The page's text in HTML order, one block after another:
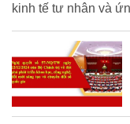
kinh tế tư nhân và
sáng tạo và chuyển